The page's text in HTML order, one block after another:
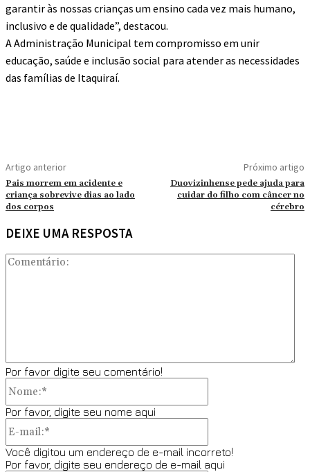
garantir às nossas crianças um ensino cada vez mais humano,
inclusivo e de qualidade”, destacou.
A Administração Municipal tem compromisso em unir
educação, saúde e inclusão social para atender as necessidades
das famílias de Itaquiraí.
Artigo anterior
Pais morrem em acidente e
criança sobrevive dias ao lado
dos corpos
Próximo artigo
Duovizinhense pede ajuda para
cuidar do filho com câncer no
cérebro
DEIXE UMA RESPOSTA
Por favor digite seu comentário!
Por favor, digite seu nome aqui
Você digitou um endereço de e-mail incorreto!
Por favor, digite seu endereço de e-mail aqui